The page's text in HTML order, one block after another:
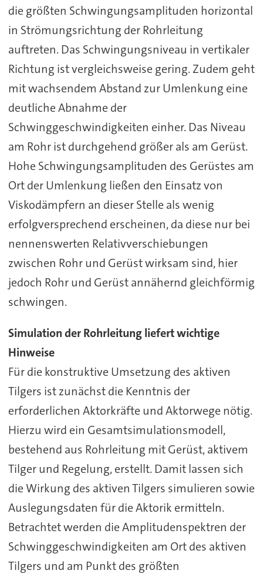
die größten Schwingungsamplituden horizontal
in Strömungsrichtung der Rohrleitung
auftreten. Das Schwingungsniveau in vertikaler
Richtung ist vergleichsweise gering. Zudem geht
mit wachsendem Abstand zur Umlenkung eine
deutliche Abnahme der
Schwinggeschwindigkeiten einher. Das Niveau
am Rohr ist durchgehend größer als am Gerüst.
Hohe Schwingungsamplituden des Gerüstes am
Ort der Umlenkung ließen den Einsatz von
Viskodämpfern an dieser Stelle als wenig
erfolgversprechend erscheinen, da diese nur bei
nennenswerten Relativverschiebungen
zwischen Rohr und Gerüst wirksam sind, hier
jedoch Rohr und Gerüst annähernd gleichförmig
schwingen.
Simulation der Rohrleitung liefert wichtige
Hinweise
Für die konstruktive Umsetzung des aktiven
Tilgers ist zunächst die Kenntnis der
erforderlichen Aktorkräfte und Aktorwege nötig.
Hierzu wird ein Gesamtsimulationsmodell,
bestehend aus Rohrleitung mit Gerüst, aktivem
Tilger und Regelung, erstellt. Damit lassen sich
die Wirkung des aktiven Tilgers simulieren sowie
Auslegungsdaten für die Aktorik ermitteln.
Betrachtet werden die Amplitudenspektren der
Schwinggeschwindigkeiten am Ort des aktiven
Tilgers und am Punkt des größten